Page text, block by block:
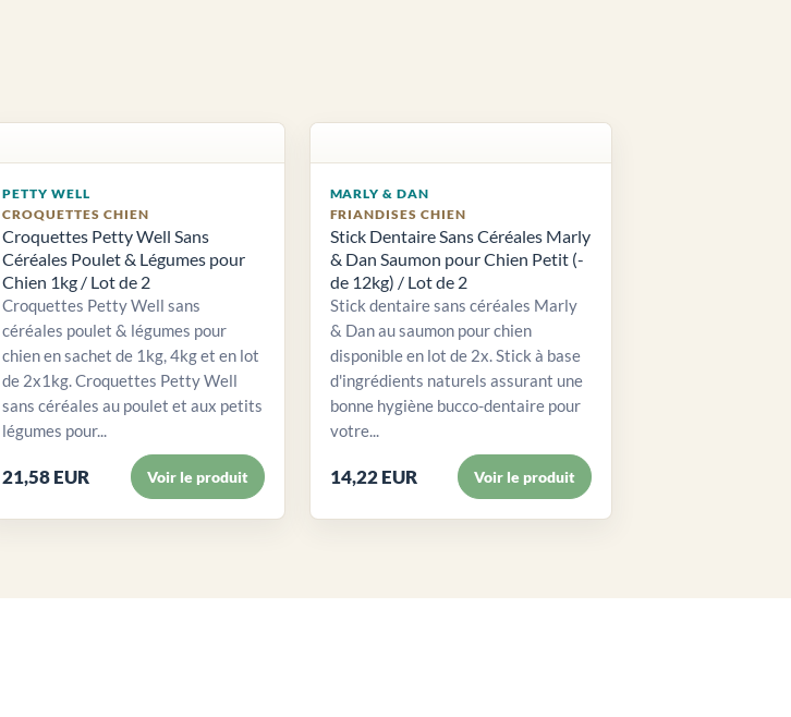
PETTY WELL
CROQUETTES CHIEN
Croquettes Petty Well Sans
Céréales Poulet & Légumes pour
Chien 1kg / Lot de 2
Croquettes Petty Well sans
céréales poulet & légumes pour
chien en sachet de 1kg, 4kg et en lot
de 2x1kg. Croquettes Petty Well
sans céréales au poulet et aux petits
légumes pour...
21,58 EUR Voir le produit
MARLY & DAN
FRIANDISES CHIEN
Stick Dentaire Sans Céréales Marly
& Dan Saumon pour Chien Petit (-
de 12kg) / Lot de 2
Stick dentaire sans céréales Marly
& Dan au saumon pour chien
disponible en lot de 2x. Stick à base
d'ingrédients naturels assurant une
bonne hygiène bucco-dentaire pour
votre...
14,22 EUR Voir le produit